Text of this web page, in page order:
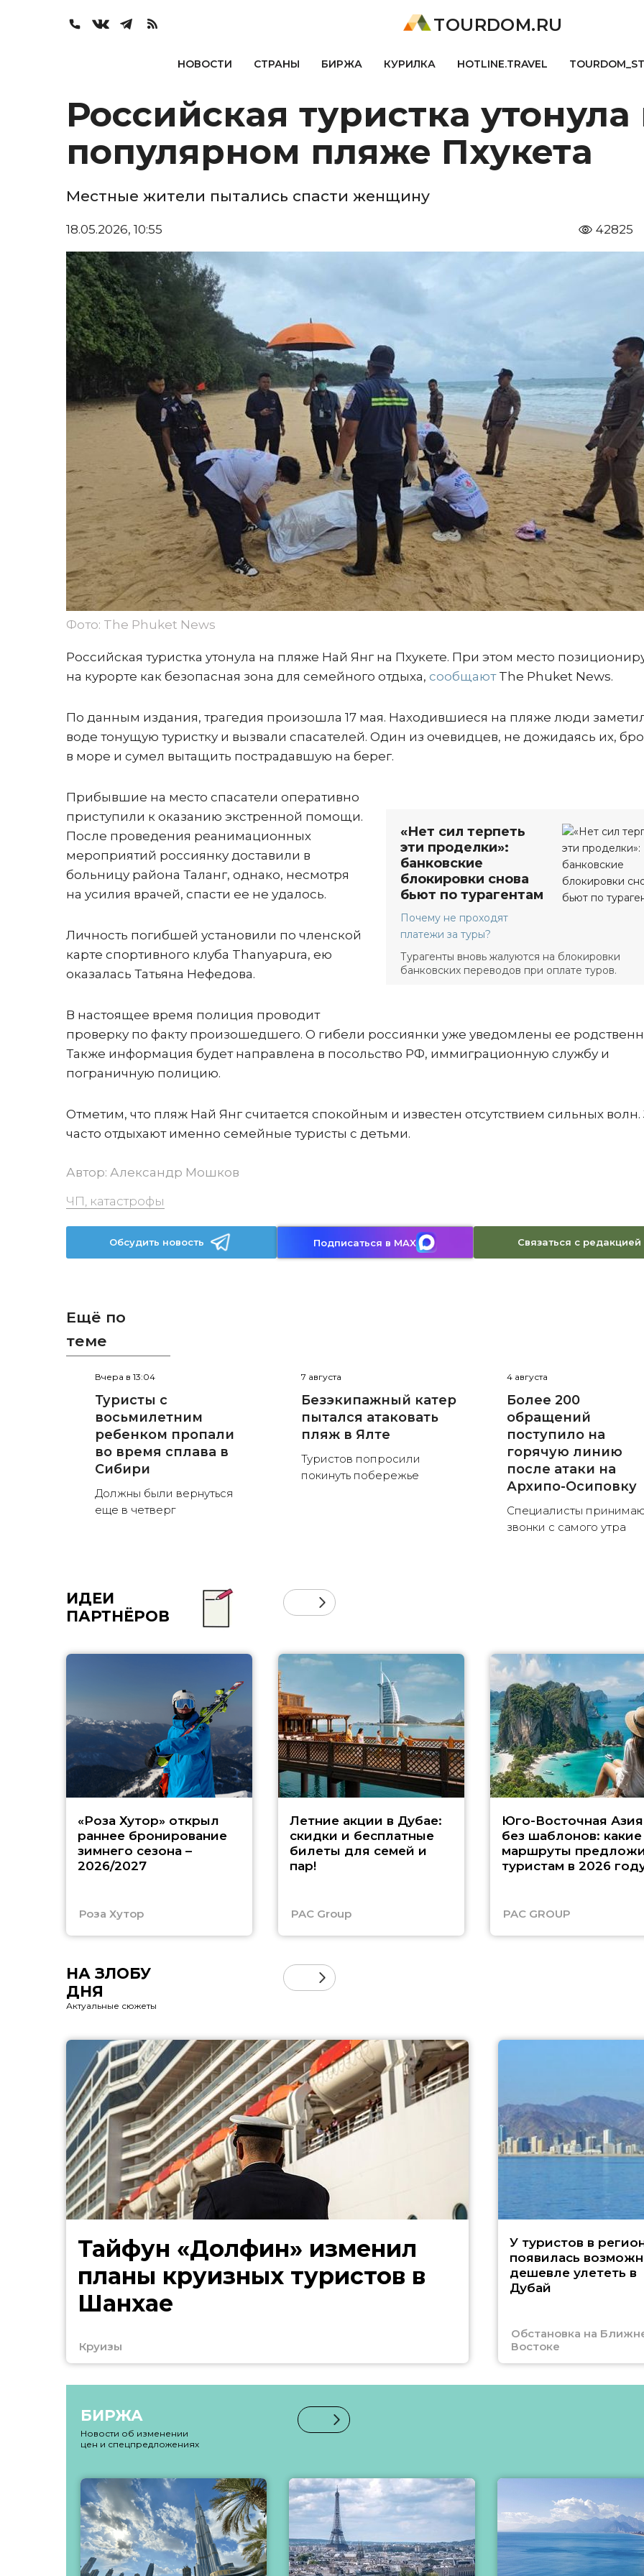
TOURDOM.RU
НОВОСТИ СТРАНЫ БИРЖА КУРИЛКА HOTLINE.TRAVEL
Российская туристка утонула
популярном пляже Пхукета
Местные жители пытались спасти женщину
18.05.2026, 10:55 42825
Фото: The Phuket News
Российская туристка утонула на пляже Най Янг на Пхукете. При этом место
на курорте как безопасная зона для семейного отдыха, сообщаютThe Phuket News.
По данным издания, трагедия произошла 17 мая. Находившиеся на пляже люди
воде тонущую туристку и вызвали спасателей. Один из очевидцев, не дожидаясь их,
в море и сумел вытащить пострадавшую на берег.
«Нет сил терпеть
эти проделки»:
банковские
блокировки снова
бьют по турагентам
Почему не проходят
платежи за туры?
Турагенты вновь жалуются на блокировки
банковских переводов при оплате туров.
Прибывшие на место спасатели оперативно
приступили к оказанию экстренной помощи.
После проведения реанимационных
мероприятий россиянку доставили в
больницу района Таланг, однако, несмотря
на усилия врачей, спасти ее не удалось.
Личность погибшей установили по членской
карте спортивного клуба Thanyapura, ею
оказалась Татьяна Нефедова.
В настоящее время полиция проводит
проверку по факту произошедшего. О гибели россиянки уже уведомлены ее
Также информация будет направлена в посольство РФ, иммиграционную службу и
пограничную полицию.
Отметим, что пляж Най Янг считается спокойным и известен отсутствием сильных волн.
часто отдыхают именно семейные туристы с детьми.
Автор: Александр Мошков
ЧП, катастрофы
Обсудить новость Подписаться в MAX Связаться с редакцией
Ещё по
теме
Вчера в 13:04
Туристы с
восьмилетним
ребенком пропали
во время сплава в
Сибири
Должны были вернуться
еще в четверг
7 августа
Безэкипажный катер
пытался атаковать
пляж в Ялте
Туристов попросили
покинуть побережье
4 августа
Более 200
обращений
поступило на
горячую линию
после атаки на
Архипо-Осиповку
Специалисты
звонки с самого утра
ИДЕИ
ПАРТНЁРОВ
«Роза Хутор» открыл
раннее бронирование
зимнего сезона –
2026/2027
Роза Хутор
Летние акции в Дубае:
скидки и бесплатные
билеты для семей и
пар!
PAC Group
Юго-Восточная Азия
без шаблонов: какие
маршруты
туристам в 2026
PAC GROUP
НА ЗЛОБУ
ДНЯ
Актуальные сюжеты
Тайфун «Долфин» изменил
планы круизных туристов в
Шанхае
Круизы
У туристов в
появилась
дешевле улететь в
Дубай
Обстановка на
Востоке
БИРЖА
Новости об изменении
цен и спецпредложениях